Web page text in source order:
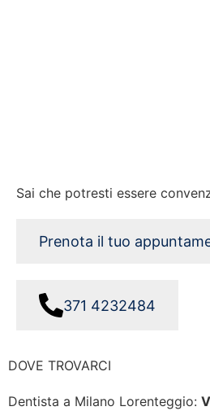
Sai che potresti essere
Prenota il tuo
371 4232484
DOVE TROVARCI
Dentista a Milano Lorenteggio: